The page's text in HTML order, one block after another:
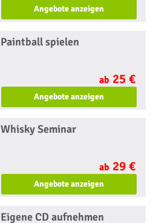
Angebote anzeigen
Paintball spielen
ab 25 €
Angebote anzeigen
Whisky Seminar
ab 29 €
Angebote anzeigen
Eigene CD aufnehmen